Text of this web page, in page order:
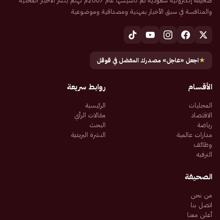
والمنافسة في سبق الأخبار بمهنية ومصداقية وموضوعية
★اجعل «عاجل» مصدرك المفضل في قوقل
الأقسام
المحليات
الاقتصاد
رياضة
مدارات عالمية
وظائف
الترفيه
روابط سريعة
الرئيسية
مقالات الرأي
البحث
النشرة البريدية
الصحيفة
من نحن
اتصل بنا
أعلن معنا